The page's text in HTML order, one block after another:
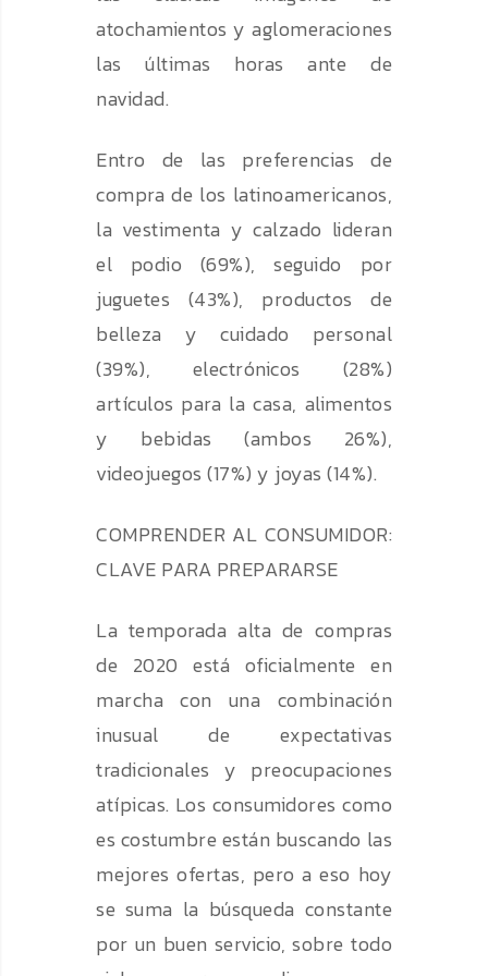
atochamientos y aglomeraciones
las últimas horas ante de
navidad.
Entro de las preferencias de
compra de los latinoamericanos,
la vestimenta y calzado lideran
el podio (69%), seguido por
juguetes (43%), productos de
belleza y cuidado personal
(39%), electrónicos (28%)
artículos para la casa, alimentos
y bebidas (ambos 26%),
videojuegos (17%) y joyas (14%).
COMPRENDER AL CONSUMIDOR:
CLAVE PARA PREPARARSE
La temporada alta de compras
de 2020 está oficialmente en
marcha con una combinación
inusual de expectativas
tradicionales y preocupaciones
atípicas. Los consumidores como
es costumbre están buscando las
mejores ofertas, pero a eso hoy
se suma la búsqueda constante
por un buen servicio, sobre todo